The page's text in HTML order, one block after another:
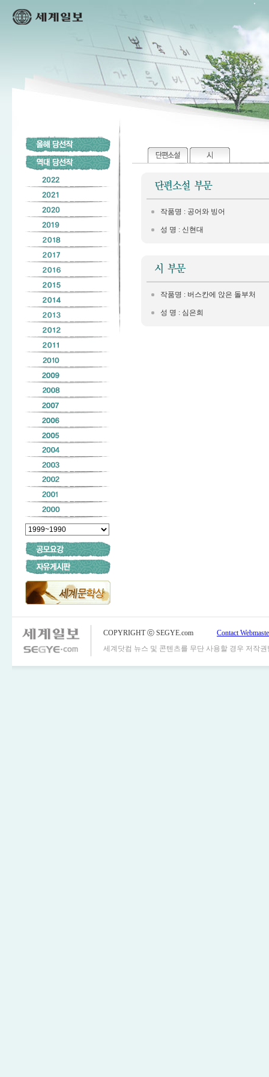
작품명 : 공어와 빙어
성 명 : 신현대
작품명 : 버스칸에 앉은 돌부처
성 명 : 심은희
COPYRIGHT ⓒ SEGYE.com
Contact
세계닷컴 뉴스 및 콘텐츠를 무단 사용할 경우 저작